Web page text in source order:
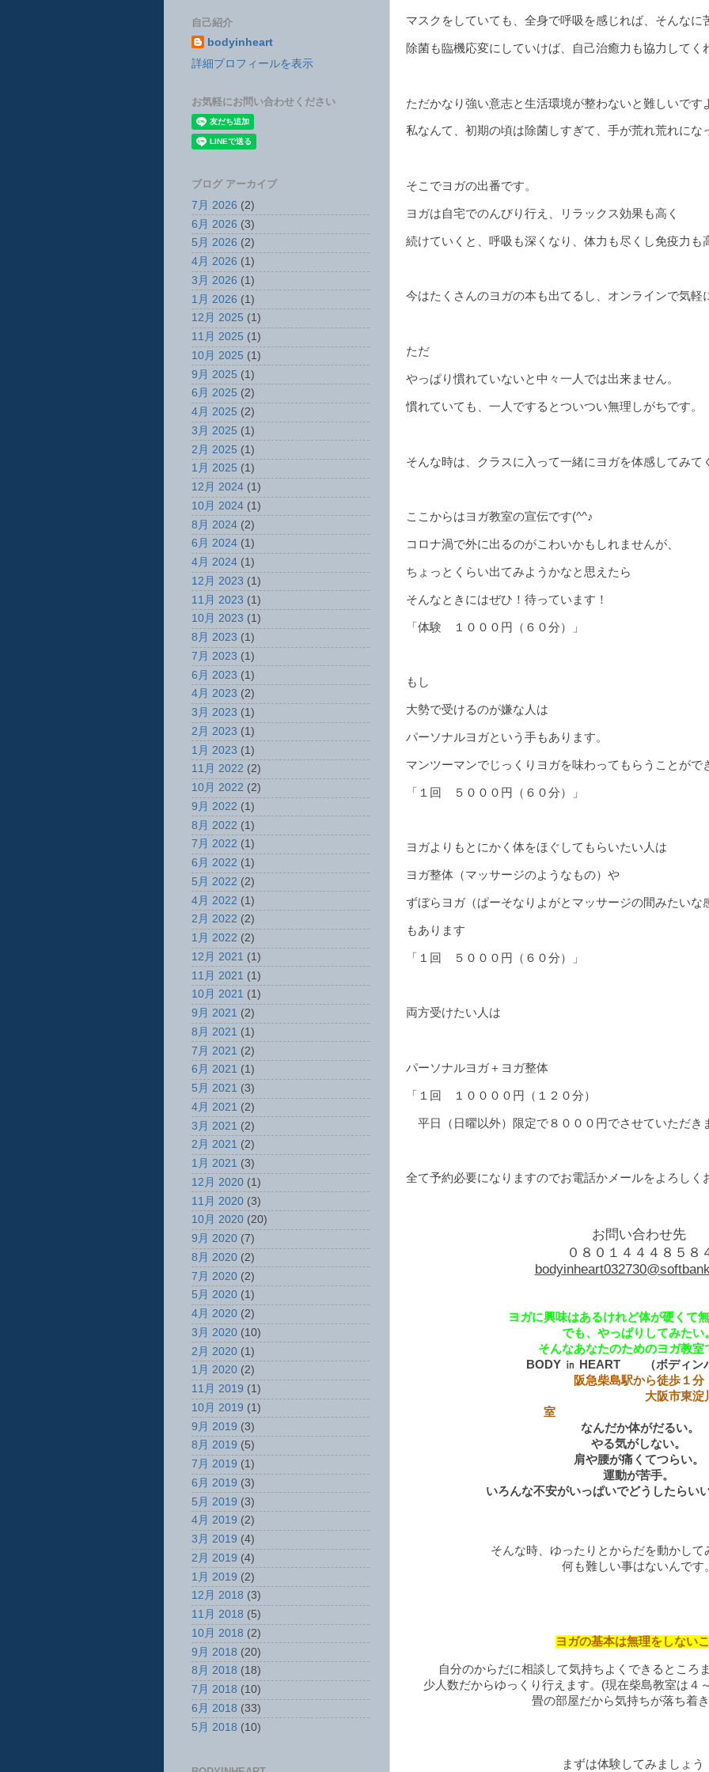
マスクをしていても、全身で呼吸を感じれば、そんなに
除菌も臨機応変にしていけば、自己治癒力も協力してく
ただかなり強い意志と生活環境が整わないと難しいです
私なんて、初期の頃は除菌しすぎて、手が荒れ荒れにな
そこでヨガの出番です。
ヨガは自宅でのんびり行え、リラックス効果も高く
続けていくと、呼吸も深くなり、体力も尽くし免疫力も
今はたくさんのヨガの本も出てるし、オンラインで気軽
ただ
やっぱり慣れていないと中々一人では出来ません。
慣れていても、一人でするとついつい無理しがちです。
そんな時は、クラスに入って一緒にヨガを体感してみて
ここからはヨガ教室の宣伝です(^^♪
コロナ渦で外に出るのがこわいかもしれませんが、
ちょっとくらい出てみようかなと思えたら
そんなときにはぜひ！待っています！
「体験 １０００円（６０分）」
もし
大勢で受けるのが嫌な人は
パーソナルヨガという手もあります。
マンツーマンでじっくりヨガを味わってもらうことがで
「１回 ５０００円（６０分）」
ヨガよりもとにかく体をほぐしてもらいたい人は
ヨガ整体（マッサージのようなもの）や
ずぼらヨガ（ぱーそなりよがとマッサージの間みたいな
もあります
「１回 ５０００円（６０分）」
両方受けたい人は
パーソナルヨガ＋ヨガ整体
「１回 １００００円（１２０分）
平日（日曜以外）限定で８０００円でさせていただき
全て予約必要になりますのでお電話かメールをよろしく
お問い合わせ先
０８０１４４４８５８
ヨガに興味はあるけれど体が硬くて
でも、やっぱりしてみたい。
そんなあなたのためのヨガ教室
BODY ㏌ HEART （ボディン
阪急柴島駅から徒歩１分
大阪市東淀川区柴島
室
なんだか体がだるい。
やる気がしない。
肩や腰が痛くてつらい。
運動が苦手。
いろんな不安がいっぱいでどうしたらい
そんな時、ゆったりとからだを動かして
何も難しい事はないんです。
ヨガの基本は無理をしない
自分のからだに相談して気持ちよくできるところ
少人数だからゆっくり行えます。(現在柴島教室は４
畳の部屋だから気持ちが落ち着き
まずは体験してみましょう
自己紹介
bodyinheart
詳細プロフィールを表示
お気軽にお問い合わせください
ブログ アーカイブ
7月 2026 (2)
6月 2026 (3)
5月 2026 (2)
4月 2026 (1)
3月 2026 (1)
1月 2026 (1)
12月 2025 (1)
11月 2025 (1)
10月 2025 (1)
9月 2025 (1)
6月 2025 (2)
4月 2025 (2)
3月 2025 (1)
2月 2025 (1)
1月 2025 (1)
12月 2024 (1)
10月 2024 (1)
8月 2024 (2)
6月 2024 (1)
4月 2024 (1)
12月 2023 (1)
11月 2023 (1)
10月 2023 (1)
8月 2023 (1)
7月 2023 (1)
6月 2023 (1)
4月 2023 (2)
3月 2023 (1)
2月 2023 (1)
1月 2023 (1)
11月 2022 (2)
10月 2022 (2)
9月 2022 (1)
8月 2022 (1)
7月 2022 (1)
6月 2022 (1)
5月 2022 (2)
4月 2022 (1)
2月 2022 (2)
1月 2022 (2)
12月 2021 (1)
11月 2021 (1)
10月 2021 (1)
9月 2021 (2)
8月 2021 (1)
7月 2021 (2)
6月 2021 (1)
5月 2021 (3)
4月 2021 (2)
3月 2021 (2)
2月 2021 (2)
1月 2021 (3)
12月 2020 (1)
11月 2020 (3)
10月 2020 (20)
9月 2020 (7)
8月 2020 (2)
7月 2020 (2)
5月 2020 (1)
4月 2020 (2)
3月 2020 (10)
2月 2020 (1)
1月 2020 (2)
11月 2019 (1)
10月 2019 (1)
9月 2019 (3)
8月 2019 (5)
7月 2019 (1)
6月 2019 (3)
5月 2019 (3)
4月 2019 (2)
3月 2019 (4)
2月 2019 (4)
1月 2019 (2)
12月 2018 (3)
11月 2018 (5)
10月 2018 (2)
9月 2018 (20)
8月 2018 (18)
7月 2018 (10)
6月 2018 (33)
5月 2018 (10)